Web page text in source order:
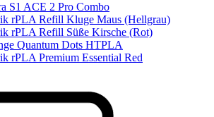
S1 ACE 2 Pro Combo
rPLA Refill Kluge Maus (Hellgrau)
rPLA Refill Süße Kirsche (Rot)
Quantum Dots HTPLA
rPLA Premium Essential Red